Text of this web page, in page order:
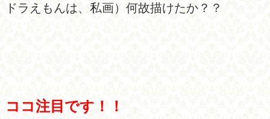
ドラえもんは、私画）何故描けたか？？
ココ注目です！！